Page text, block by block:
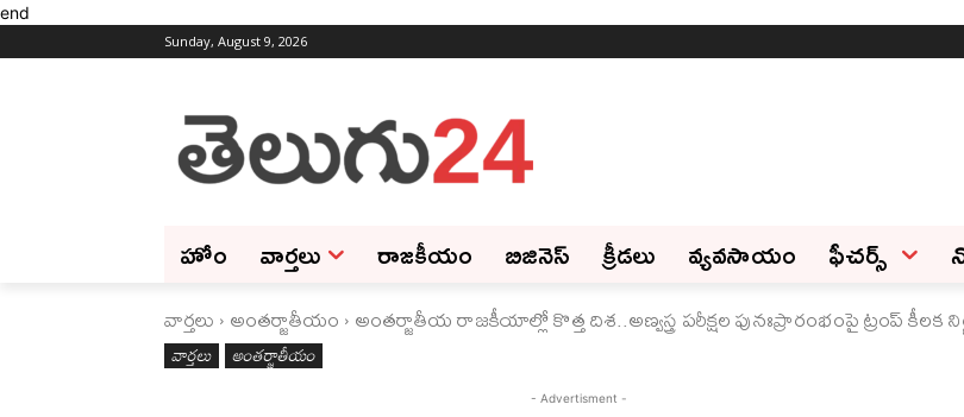
end
Sunday, August 9, 2026
హోం వార్తలు రాజకీయం బిజినెస్‌ క్రీడలు వ్యవసాయం ఫీచ‌ర్స్ ‌
వార్తలు అంతర్జాతీయం అంతర్జాతీయ రాజకీయాల్లో కొత్త దిశ..అణ్వస్త్ర పరీక్షల పునఃప్రారంభంపై ట్రంప్ కీలక
వార్తలు అంతర్జాతీయం
- Advertisment -